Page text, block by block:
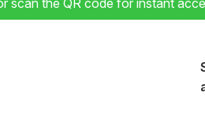
scan the QR code for instant